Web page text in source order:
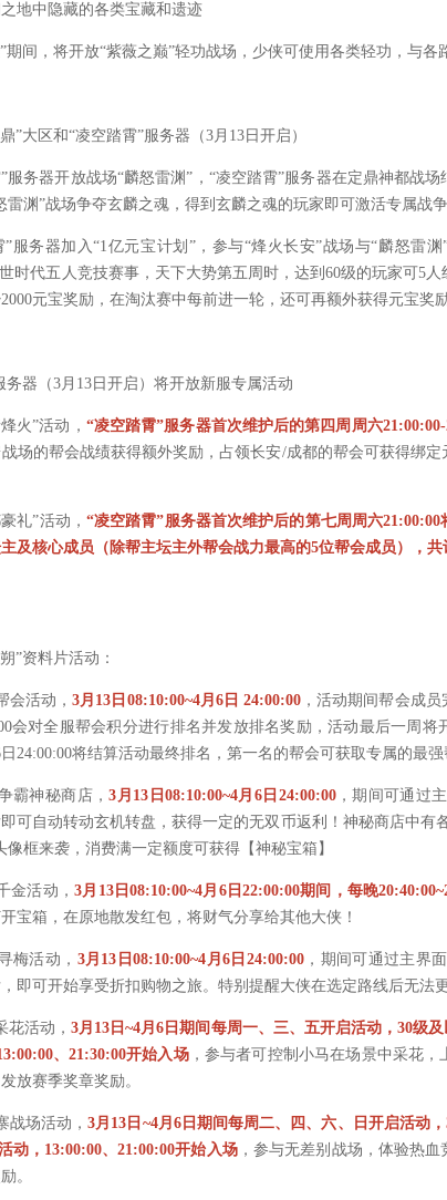
地中隐藏的各类宝藏和遗迹
间，将开放“紫薇之巅”轻功战场，少侠可使用各类轻功，与各
区和“凌空踏霄”服务器（3月13日开启）
务器开放战场“麟怒雷渊”，“凌空踏霄”服务器在定鼎神都战场
雷渊”战场争夺玄麟之魂，得到玄麟之魂的玩家即可激活专属战
务器加入“1亿元宝计划”，参与“烽火长安”战场与“麟怒雷渊
时代五人竞技赛事，天下大势第五周时，达到60级的玩家可5
元宝奖励，在淘汰赛中每前进一轮，还可再额外获得元宝奖
器（3月13日开启）将开放新服专属活动
火”活动， “凌空踏霄”服务器首次维护后的第四周周六
场的帮会战绩获得额外奖励，占领长安/成都的帮会可获得绑
礼”活动， “凌空踏霄”服务器首次维护后的第七周周六
及核心成员（除帮主坛主外帮会战力最高的5位帮会成员），
资料片活动：
活动，3月13日08:10:00~4月6日 24:00:00，活动期间帮会成员
会对全服帮会积分进行排名并发放排名奖励，活动最后一周
24:00:00将结算活动最终排名，第一名的帮会可获取专属的最强
神秘商店，3月13日08:10:00~4月6日24:00:00，期间可通过
可自动转动玄机转盘，获得一定的无双币返利！神秘商店中有
像框来袭，消费满一定额度可获得【神秘宝箱】
活动，3月13日08:10:00~4月6日22:00:00期间，每晚
宝箱，在原地散发红包，将财气分享给其他大侠！
活动， 3月13日08:10:00~4月6日24:00:00，期间可通过主界
即可开始享受折扣购物之旅。特别提醒大侠在选定路线后无法
活动，3月13日~4月6日期间每周一、三、五开启活动，30级
、21:30:00开始入场，参与者可控制小马在场景中采花，
放赛季奖章奖励。
场活动，3月13日~4月6日期间每周二、四、六、日开启活动
动，13:00:00、21:00:00开始入场，参与无差别战场，体验热
。